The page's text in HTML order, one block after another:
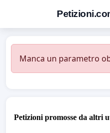
Manca un parametro
Petizioni promosse da altri